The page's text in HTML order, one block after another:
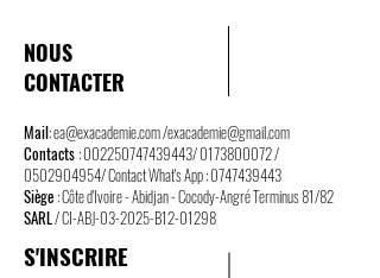
NOUS
CONTACTER
Mail:ea@exacademie.com/exacademie@gmail.com
Contacts :002250747439443/0173800072/
0502904954/ Contact What's App :0747439443
Siège : Côte d'Ivoire - Abidjan - Cocody-Angré Terminus 81/82
SARL/ CI-ABJ-03-2025-B12-01298
S'INSCRIRE